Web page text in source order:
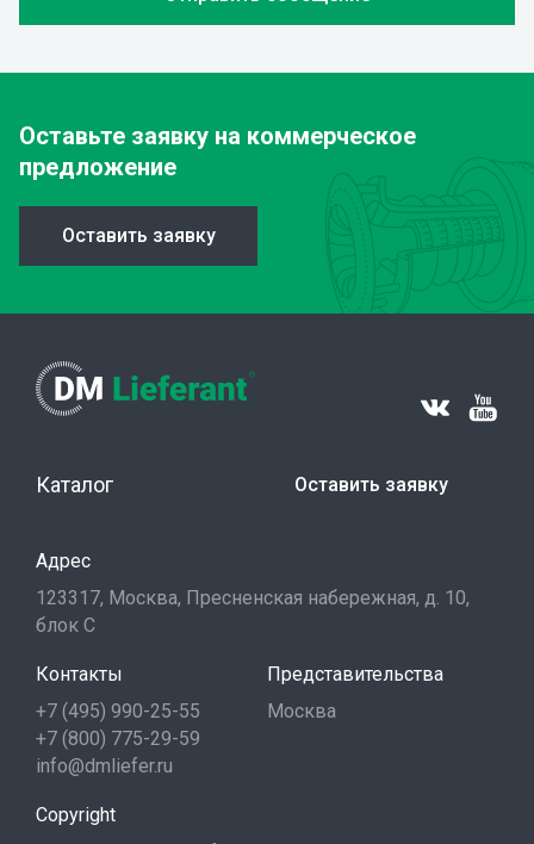
Оставьте заявку на коммерческое
предложение
Оставить заявку
Каталог Оставить заявку
Адрес
123317, Москва, Пресненская набережная, д. 10,
блок С
Контакты
+7 (495) 990-25-55
+7 (800) 775-29-59
info@dmliefer.ru
Представительства
Москва
Copyright